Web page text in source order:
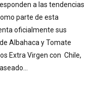
a las tendencias
parte de esta
oficialmente sus
Albahaca y Tomate
Extra Virgen con Chile,